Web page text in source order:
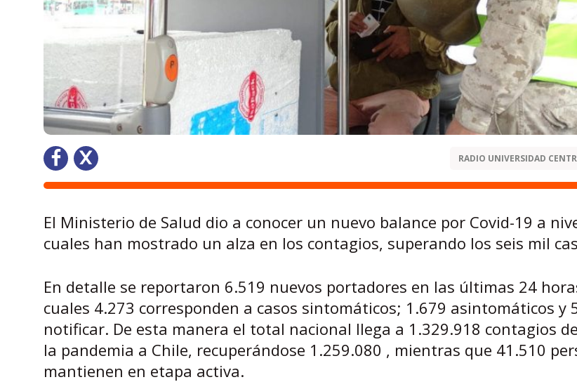
RADIO UNIVERSIDAD
El Ministerio de Salud dio a conocer un nuevo balance por Covid-19 a
cuales han mostrado un alza en los contagios, superando los seis mil
En detalle se reportaron 6.519 nuevos portadores en las últimas 24
cuales 4.273 corresponden a casos sintomáticos; 1.679 asintomáticos y
notificar. De esta manera el total nacional llega a 1.329.918 contagios
la pandemia a Chile, recuperándose 1.259.080 , mientras que 41.510
mantienen en etapa activa.